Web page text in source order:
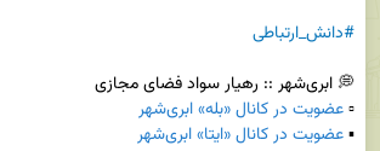
#دانش_ارتباطی
▫️ عضویت در کانال «بله» ابری‌شهر
▪️ عضویت در کانال «ایتا» ابری‌شهر